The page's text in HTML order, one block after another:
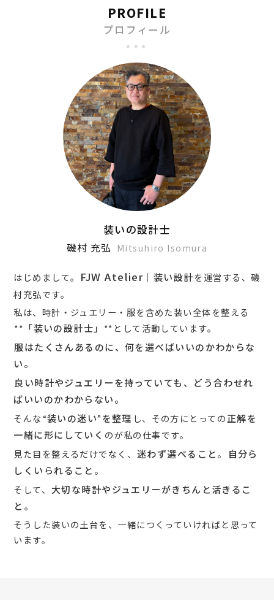
PROFILE
プロフィール
装いの設計士
磯村 充弘 Mitsuhiro Isomura
はじめまして。 FJW Atelier ｜装い設計を運営する、磯
村充弘です。
私は、時計・ジュエリー・服を含めた装い全体を整える
**「装いの設計士」** として活動しています。
服はたくさんあるのに、何を選べばいいのかわからな
い。
良い時計やジュエリーを持っていても、どう合わせれ
ばいいのかわからない。
そんな “装いの迷い”を整理 し、その方にとっての正解を
一緒に形にしていく のが私の仕事です。
見た目を整えるだけでなく、 迷わず選べること 。
自分ら
しくいられること 。
そして、 大切な時計やジュエリーがきちんと活きるこ
と 。
そうした装いの土台を、一緒につくっていければと思って
います。